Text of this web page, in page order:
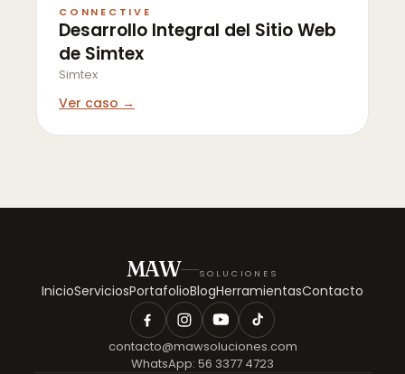
CONNECTIVE
Desarrollo Integral del Sitio Web
de Simtex
Simtex
Ver caso →
MAW SOLUCIONES
InicioServiciosPortafolioBlogHerramientasContacto
contacto@mawsoluciones.com
WhatsApp: 56 3377 4723